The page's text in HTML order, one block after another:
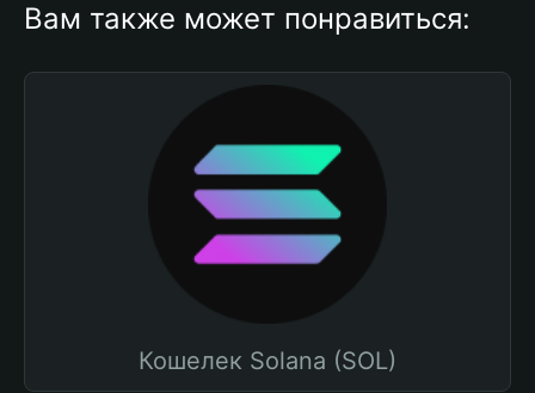
Вам также может понравиться:
Кошелек Solana (SOL)